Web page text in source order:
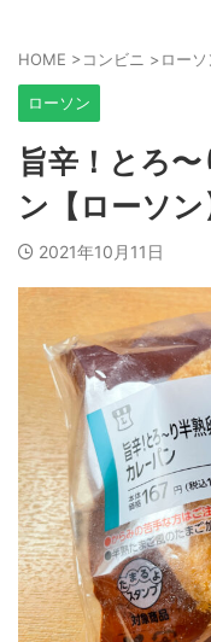
HOME >コンビニ >ローソ
ローソン
旨辛！とろ
ン【ローソ
2021年10月11日